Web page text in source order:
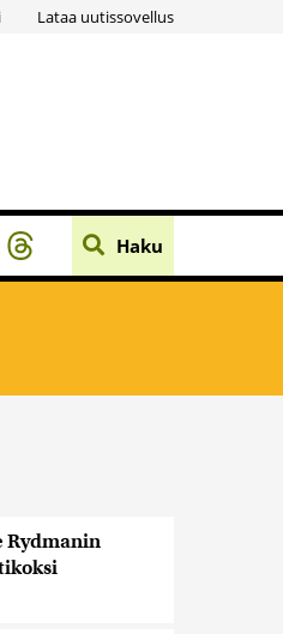
Lataa uutissovellus
Haku
Rydmanin